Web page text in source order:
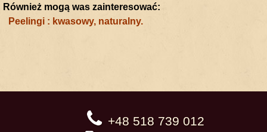
Również mogą was zainteresować:
Peelingi : kwasowy, naturalny.
+48 518 739 012